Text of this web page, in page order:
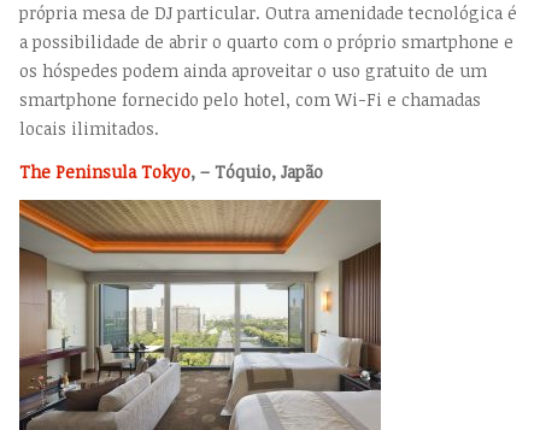
própria mesa de DJ particular. Outra amenidade tecnológica é
a possibilidade de abrir o quarto com o próprio smartphone e
os hóspedes podem ainda aproveitar o uso gratuito de um
smartphone fornecido pelo hotel, com Wi-Fi e chamadas
locais ilimitados.
The Peninsula Tokyo, – Tóquio, Japão